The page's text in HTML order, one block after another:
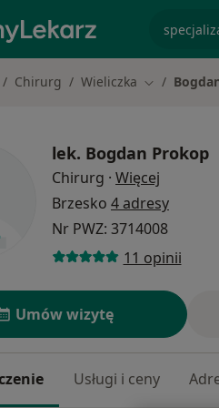
Chirurg Wieliczka Zmień
lek. Bogdan Prokop
Chirurg · Więcej
Brzesko 4 adresy
Nr PWZ: 3714008
11 opinii
Umów wizytę
Usługi i ceny